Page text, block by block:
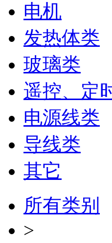
电机
发热体类
玻璃类
遥控、定
电源线类
导线类
其它
所有类别
>